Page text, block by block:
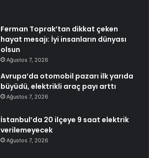
Ferman Toprak’tan dikkat çeken
hayat mesajı: İyi insanların dünyası
olsun
Ağustos 7, 2026
Avrupa’da otomobil pazarı ilk yarıda
büyüdü, elektrikli araç payı arttı
Ağustos 7, 2026
İstanbul’da 20 ilçeye 9 saat elektrik
verilemeyecek
Ağustos 7, 2026